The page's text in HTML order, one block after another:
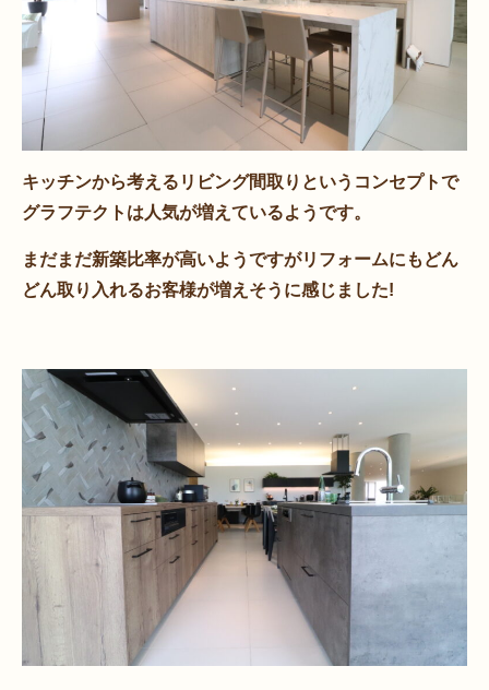
キッチンから考えるリビング間取りというコンセプトで
グラフテクトは人気が増えているようです。
まだまだ新築比率が高いようですがリフォームにもどん
どん取り入れるお客様が増えそうに感じました!